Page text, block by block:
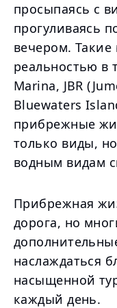
просыпаясь с
прогуливаясь
вечером. Такие
реальностью в
Marina, JBR
Bluewaters
прибрежные
только виды,
водным видам
Прибрежная
дорога, но
наслаждаться
насыщенной
каждый день.